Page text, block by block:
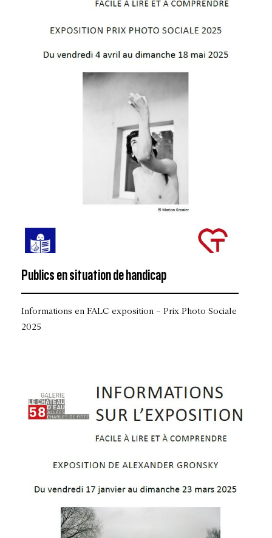
Informations en FALC exposition – Prix Photo Sociale
2025
Publics en situation de handicap